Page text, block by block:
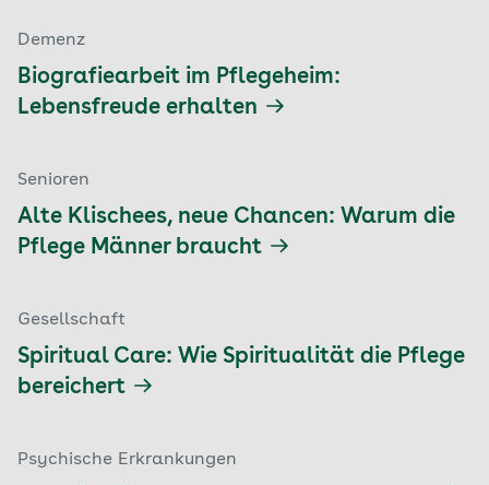
Demenz
Biografiearbeit im Pflegeheim:
Lebensfreude erhalten
Senioren
Alte Klischees, neue Chancen: Warum die
Pflege Männer braucht
Gesellschaft
Spiritual Care: Wie Spiritualität die Pflege
bereichert
Psychische Erkrankungen